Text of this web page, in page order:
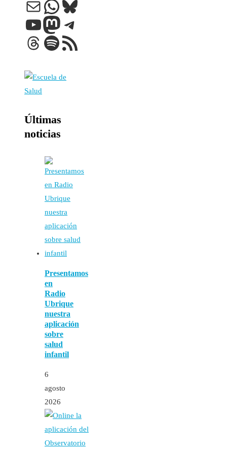
Correo electrónico
WhatsApp
Bluesky
YouTube
Mastodon
Telegram
Threads
Spotify
Feed RSS
Últimas
noticias
Presentamos
en
Radio
Ubrique
nuestra
aplicación
sobre
salud
infantil
6
agosto
2026